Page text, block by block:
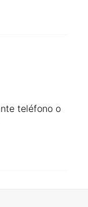
teléfono o